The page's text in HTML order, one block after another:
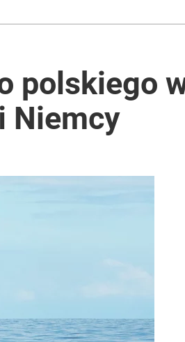
polskiego
Niemcy